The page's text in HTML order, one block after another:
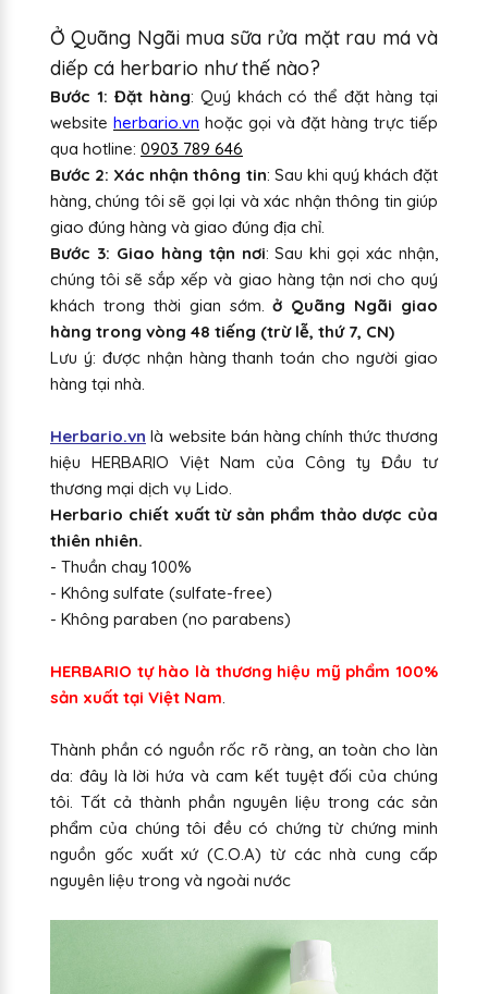
Ở Quãng Ngãi mua sữa rửa mặt rau má và
diếp cá herbario như thế nào?
Bước 1: Đặt hàng: Quý khách có thể đặt hàng tại
website herbario.vn hoặc gọi và đặt hàng trực tiếp
qua hotline: 0903 789 646
Bước 2: Xác nhận thông tin: Sau khi quý khách đặt
hàng, chúng tôi sẽ gọi lại và xác nhận thông tin giúp
giao đúng hàng và giao đúng địa chỉ.
Bước 3: Giao hàng tận nơi: Sau khi gọi xác nhận,
chúng tôi sẽ sắp xếp và giao hàng tận nơi cho quý
khách trong thời gian sớm.ở Quãng Ngãi giao
hàng trong vòng 48 tiếng (trừ lễ, thứ 7, CN)
Lưu ý: được nhận hàng thanh toán cho người giao
hàng tại nhà.
Herbario.vn là website bán hàng chính thức thương
hiệu HERBARIO Việt Nam của Công ty Đầu tư
thương mại dịch vụ Lido.
Herbario chiết xuất từ sản phẩm thảo dược của
thiên nhiên.
- Thuần chay 100%
- Không sulfate (sulfate-free)
- Không paraben (no parabens)
HERBARIO tự hào là thương hiệu mỹ phẩm 100%
sản xuất tại Việt Nam
Thành phần có nguồn rốc rõ ràng, an toàn cho làn
da: đây là lời hứa và cam kết tuyệt đối của chúng
tôi. Tất cả thành phần nguyên liệu trong các sản
phẩm của chúng tôi đều có chứng từ chứng minh
nguồn gốc xuất xứ (C.O.A) từ các nhà cung cấp
nguyên liệu trong và ngoài nước